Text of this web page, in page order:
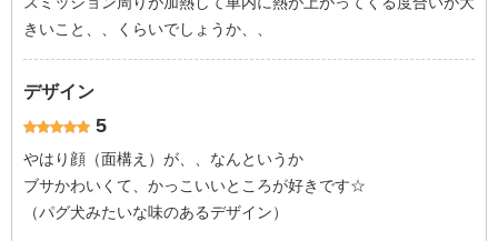
きいこと、、くらいでしょうか、、
デザイン
5
やはり顔（面構え）が、、なんというか
ブサかわいくて、かっこいいところが好きです☆
（パグ犬みたいな味のあるデザイン）